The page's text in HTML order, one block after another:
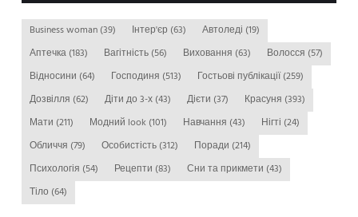
Business woman (39) Інтер'єр (63) Автоледі (19)
Аптечка (183) Вагітність (56) Виховання (63) Волосся (57)
Відносини (64) Господиня (513) Гостьові публікації(259)
Дозвілля (62) Діти до 3-х (43) Дієти (37) Красуня (393)
Мати (211) Модний look (101) Навчання (43) Нігті (24)
Обличчя (79) Особистість (312) Поради (214)
Психологія (54) Рецепти (83) Сни та прикмети (43)
Тіло (64)